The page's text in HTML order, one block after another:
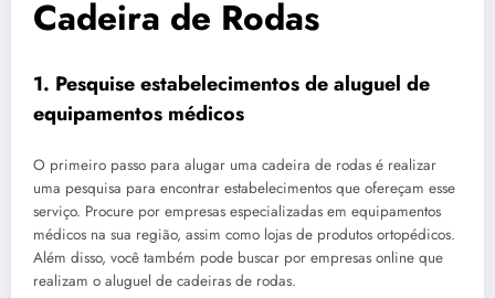
Cadeira de Rodas
1. Pesquise estabelecimentos de aluguel de
equipamentos médicos
O primeiro passo para alugar uma cadeira de rodas é realizar
uma pesquisa para encontrar estabelecimentos que ofereçam esse
serviço. Procure por empresas especializadas em equipamentos
médicos na sua região, assim como lojas de produtos ortopédicos.
Além disso, você também pode buscar por empresas online que
realizam o aluguel de cadeiras de rodas.